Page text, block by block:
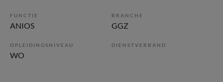
FUNCTIE
ANIOS
BRANCHE
GGZ
OPLEIDINGSNIVEAU
WO
DIENSTVERBAND